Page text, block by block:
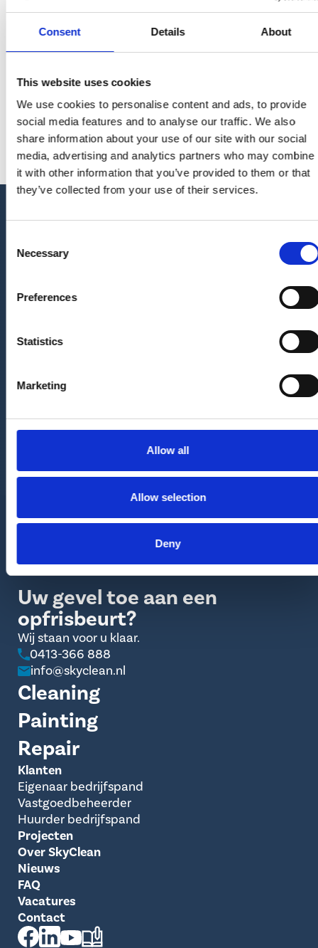
Consent Details About
This website uses cookies
We use cookies to personalise content and ads, to provide
social media features and to analyse our traffic. We also
share information about your use of our site with our social
media, advertising and analytics partners who may combine
it with other information that you’ve provided to them or that
they’ve collected from your use of their services.
Selection
Necessary
Preferences
Statistics
Marketing
Allow all
Allow selection
Deny
Contact details
5460 AB Veghel
0413 366 888
info@skyclean.nl
Ontdek hoe wij onze klanten
Van inspectie tot oplevering streven wij naar
Uw gevel toe aan een
opfrisbeurt?
Wij staan voor u klaar.
0413-366 888
info@skyclean.nl
Cleaning
Painting
Repair
Klanten
Eigenaar bedrijfspand
Vastgoedbeheerder
Huurder bedrijfspand
Projecten
Over SkyClean
Nieuws
FAQ
Vacatures
Contact